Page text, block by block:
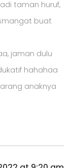
taman huruf,
buat
jaman dulu
hahahaa
anaknya